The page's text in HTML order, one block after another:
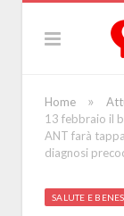
Home »
13 febbraio il
ANT farà
diagnosi
SALUTE E